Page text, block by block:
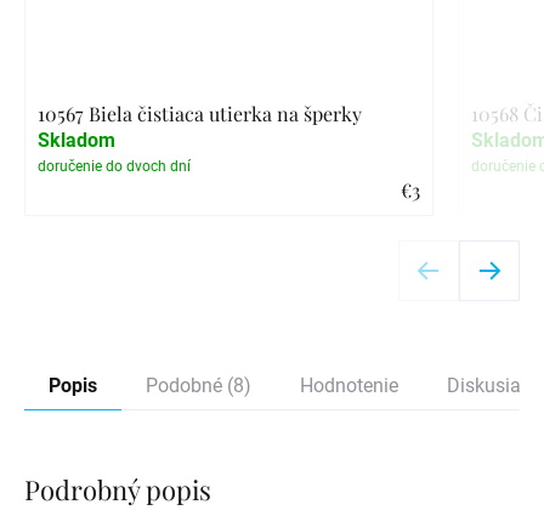
10567 Biela čistiaca utierka na šperky
€3
Skladom
10568
Popis Podobné (8) Hodnotenie Diskusia
Podrobný popis